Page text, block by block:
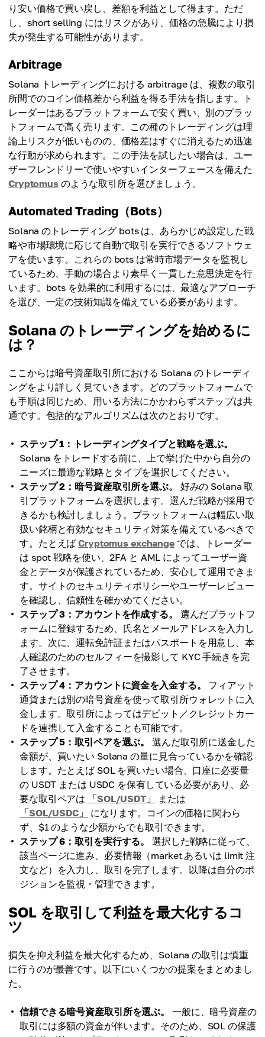
り安い価格で買い戻し、差額を利益として得ます。ただ
し、short selling にはリスクがあり、価格の急騰により損
失が発生する可能性があります。
Arbitrage
Solana トレーディングにおける arbitrage は、複数の取引
所間でのコイン価格差から利益を得る手法を指します。ト
レーダーはあるプラットフォームで安く買い、別のプラッ
トフォームで高く売ります。この種のトレーディングは理
論上リスクが低いものの、価格差はすぐに消えるため迅速
な行動が求められます。この手法を試したい場合は、ユー
ザーフレンドリーで使いやすいインターフェースを備えた
Cryptomusのような取引所を選びましょう。
Automated Trading（Bots）
Solana のトレーディング bots は、あらかじめ設定した戦
略や市場環境に応じて自動で取引を実行できるソフトウェ
アを使います。これらの bots は常時市場データを監視し
ているため、手動の場合より素早く一貫した意思決定を行
います。bots を効果的に利用するには、最適なアプローチ
を選び、一定の技術知識を備えている必要があります。
Solana のトレーディングを始めるに
は？
ここからは暗号資産取引所における Solana のトレーディ
ングをより詳しく見ていきます。どのプラットフォームで
も手順は同じため、用いる方法にかかわらずステップは共
通です。包括的なアルゴリズムは次のとおりです。
ステップ 1：トレーディングタイプと戦略を選ぶ。
Solana をトレードする前に、上で挙げた中から自分の
ニーズに最適な戦略とタイプを選択してください。
ステップ 2：暗号資産取引所を選ぶ。
好みの Solana 取
引プラットフォームを選択します。選んだ戦略が採用で
きるかも検討しましょう。プラットフォームは幅広い取
扱い銘柄と有効なセキュリティ対策を備えているべきで
す。たとえばCryptomus exchange では、トレーダー
は spot 戦略を使い、2FA と AML によってユーザー資
金とデータが保護されているため、安心して運用できま
す。サイトのセキュリティポリシーやユーザーレビュー
を確認し、信頼性を確かめてください。
ステップ 3：アカウントを作成する。
選んだプラットフ
ォームに登録するため、氏名とメールアドレスを入力し
ます。次に、運転免許証またはパスポートを用意し、本
人確認のためのセルフィーを撮影して KYC 手続きを完
了させます。
ステップ 4：アカウントに資金を入金する。
フィアット
通貨または別の暗号資産を使って取引所ウォレットに入
金します。取引所によってはデビット／クレジットカー
ドを連携して入金することも可能です。
ステップ 5：取引ペアを選ぶ。
選んだ取引所に送金した
金額が、買いたい Solana の量に見合っているかを確認
します。たとえば SOL を買いたい場合、口座に必要量
の USDT または USDC を保有している必要があり、必
要な取引ペアは
「SOL/USDT」
または
「SOL/USDC」
になります。コインの価格に関わら
ず、$1 のような少額からでも取引できます。
ステップ 6：取引を実行する。
選択した戦略に従って、
該当ページに進み、必要情報（market あるいは limit 注
文など）を入力し、取引を完了します。以降は自分のポ
ジションを監視・管理できます。
SOL を取引して利益を最大化するコ
ツ
損失を抑え利益を最大化するため、Solana の取引は慎重
に行うのが最善です。以下にいくつかの提案をまとめまし
た。
信頼できる暗号資産取引所を選ぶ。
一般に、暗号資産の
取引には多額の資金が伴います。そのため、SOL の保護